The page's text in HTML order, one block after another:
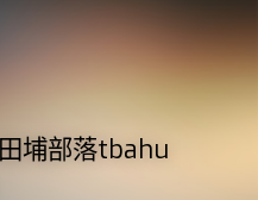
埔部落tbahu